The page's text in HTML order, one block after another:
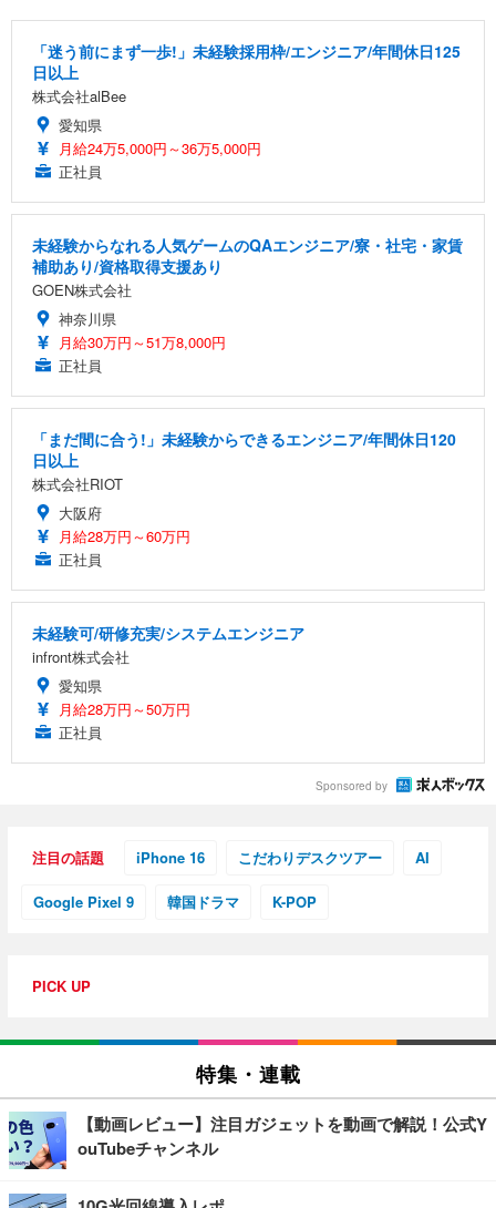
「迷う前にまず一歩!」未経験採用枠/エンジニア/年間休日125
日以上
株式会社alBee
愛知県
月給24万5,000円～36万5,000円
正社員
未経験からなれる人気ゲームのQAエンジニア/寮・社宅・家賃
補助あり/資格取得支援あり
GOEN株式会社
神奈川県
月給30万円～51万8,000円
正社員
「まだ間に合う!」未経験からできるエンジニア/年間休日120
日以上
株式会社RIOT
大阪府
月給28万円～60万円
正社員
未経験可/研修充実/システムエンジニア
infront株式会社
愛知県
月給28万円～50万円
正社員
Sponsored by
注目の話題 iPhone 16 こだわりデスクツアー AI
Google Pixel 9 韓国ドラマ K-POP
PICK UP
特集・連載
【動画レビュー】注目ガジェットを動画で解説！公式Y
ouTubeチャンネル